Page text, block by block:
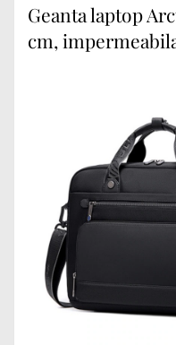
Geanta laptop
cm,